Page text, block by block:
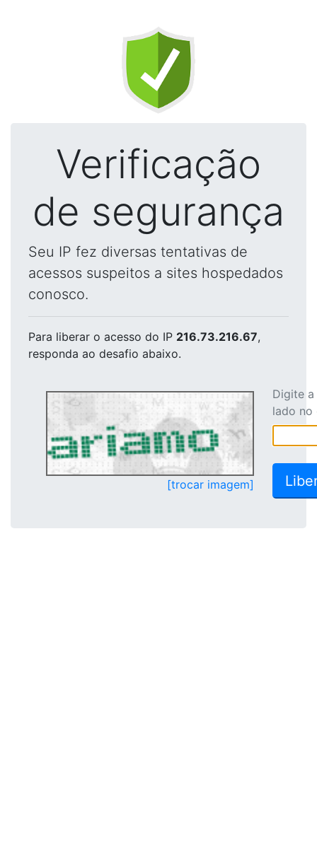
Verificação
de segurança
Seu IP fez diversas tentativas de
acessos suspeitos a sites hospedados
conosco.
Para liberar o acesso do IP 216.73.216.67,
responda ao desafio abaixo.
[trocar imagem]
Digite
lado no